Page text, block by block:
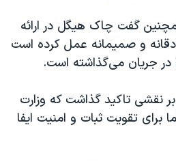
«سی‌پک»گفت چاک هیگل در ارائه
و صمیمانه عمل کرده است
در جریان می‌گذاشته است.
نقشی تاکید گذاشت که وزارت
برای تقویت ثبات و امنیت ایفا